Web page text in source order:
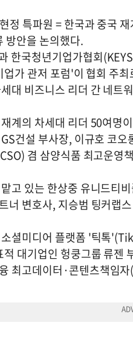
정 특파원 = 한국과 중국
방안을 논의했다.
한국청년기업가협회
가 관저 포럼'이 협회 주
대 비즈니스 리더 간 네트
계의 차세대 리더 50여명
건설 부사장, 이규호 코
겸 삼양식품 최고운영
고 있는 한상중 유니드티
너 변호사, 지승범 팅커랩
셜미디어 플랫폼 '틱톡
대기업인 헝쿵그룹 류젠
최고데이터·콘텐츠책임